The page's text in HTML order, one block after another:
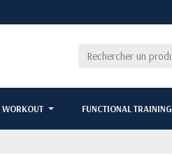
WORKOUT FUNCTIONAL TRAINING